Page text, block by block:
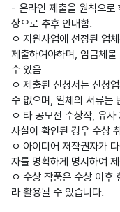
- 온라인 제출을 원칙으로
상으로 추후 안내함.
ㅇ 지원사업에 선정된 업
제출하여야하며, 임금체
수 있음
ㅇ 제출된 신청서는 신청
수 없으며, 일체의 서류는
ㅇ 타 공모전 수상작, 유
사실이 확인된 경우 수상
ㅇ 아이디어 저작권자가
자를 명확하게 명시하여
ㅇ 수상 작품은 수상 이후
라 활용될 수 있습니다.